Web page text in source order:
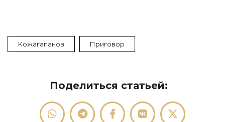
Кожагапанов Приговор
Поделиться статьей: